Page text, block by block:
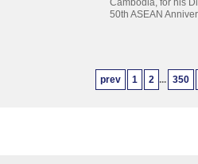
Cambodia, for his
50th ASEAN
prev 1 2 ... 350